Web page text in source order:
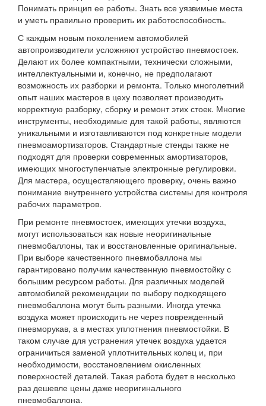
Понимать принцип ее работы. Знать все уязвимые места
и уметь правильно проверить их работоспособность.
С каждым новым поколением автомобилей
автопроизводители усложняют устройство пневмостоек.
Делают их более компактными, технически сложными,
интеллектуальными и, конечно, не предполагают
возможность их разборки и ремонта. Только многолетний
опыт наших мастеров в цеху позволяет производить
корректную разборку, сборку и ремонт этих стоек. Многие
инструменты, необходимые для такой работы, являются
уникальными и изготавливаются под конкретные модели
пневмоамортизаторов. Стандартные стенды также не
подходят для проверки современных амортизаторов,
имеющих многоступенчатые электронные регулировки.
Для мастера, осуществляющего проверку, очень важно
понимание внутреннего устройства системы для контроля
рабочих параметров.
При ремонте пневмостоек, имеющих утечки воздуха,
могут использоваться как новые неоригинальные
пневмобаллоны, так и восстановленные оригинальные.
При выборе качественного пневмобаллона мы
гарантировано получим качественную пневмостойку с
большим ресурсом работы. Для различных моделей
автомобилей рекомендации по выбору подходящего
пневмобаллона могут быть разными. Иногда утечка
воздуха может происходить не через поврежденный
пневморукав, а в местах уплотнения пневмостойки. В
таком случае для устранения утечек воздуха удается
ограничиться заменой уплотнительных колец и, при
необходимости, восстановлением окисленных
поверхностей деталей. Такая работа будет в несколько
раз дешевле цены даже неоригинального
пневмобаллона.